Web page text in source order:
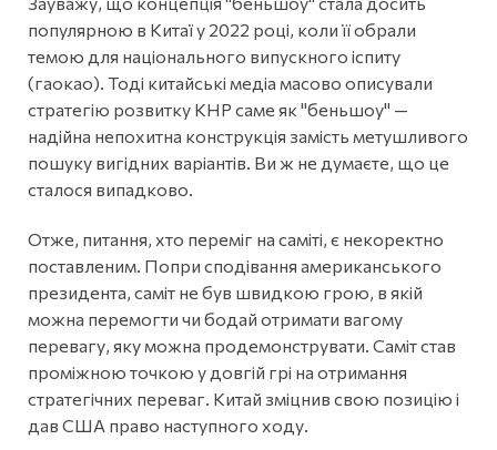
популярною в Китаї у 2022 році, коли її обрали
темою для національного випускного іспиту
(гаокао). Тоді китайські медіа масово описували
стратегію розвитку КНР саме як "беньшоу" —
надійна непохитна конструкція замість метушливого
пошуку вигідних варіантів. Ви ж не думаєте, що це
сталося випадково.
Отже, питання, хто переміг на саміті, є некоректно
поставленим. Попри сподівання американського
президента, саміт не був швидкою грою, в якій
можна перемогти чи бодай отримати вагому
перевагу, яку можна продемонструвати. Саміт став
проміжною точкою у довгій грі на отримання
стратегічних переваг. Китай зміцнив свою позицію і
дав США право наступного ходу.